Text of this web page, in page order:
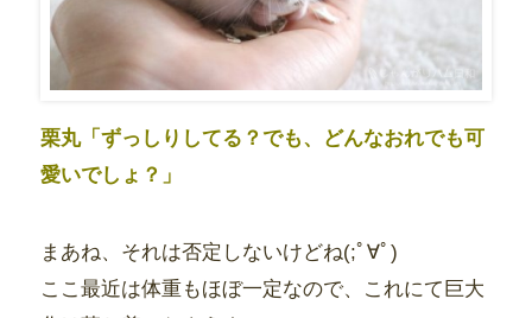
栗丸「ずっしりしてる？でも、どんなおれでも可
愛いでしょ？」
まあね、それは否定しないけどね(;ﾟ∀ﾟ)
ここ最近は体重もほぼ一定なので、これにて巨大